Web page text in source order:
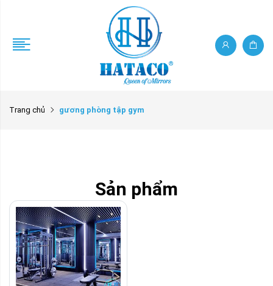
Trang chủ gương phòng tập gym
Sản phẩm